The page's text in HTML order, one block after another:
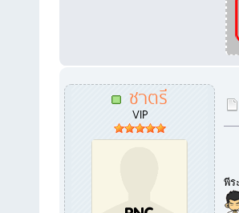
ชาตรี
VIP
พีร